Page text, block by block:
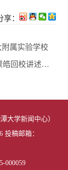
享：
附属实验学校
样讲好中国故事
大学新闻中心）
投稿邮箱：
000059